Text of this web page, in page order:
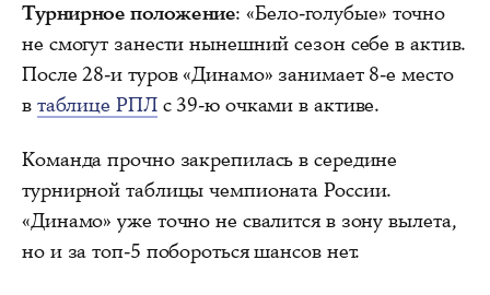
Турнирное положение: «Бело-голубые» точно
не смогут занести нынешний сезон себе в актив.
После 28-и туров «Динамо» занимает 8-е место
в таблице РПЛс 39-ю очками в активе.
Команда прочно закрепилась в середине
турнирной таблицы чемпионата России.
«Динамо» уже точно не свалится в зону вылета,
но и за топ-5 побороться шансов нет.